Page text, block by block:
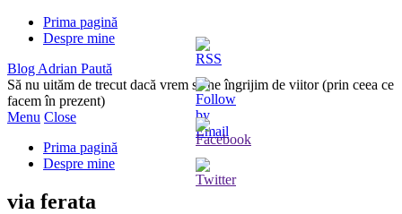
Prima pagină
Despre mine
Blog Adrian Paută
Să nu uităm de trecut dacă vrem să ne îngrijim de viitor (prin ceea ce
facem în prezent)
Menu Close
Prima pagină
Despre mine
via ferata